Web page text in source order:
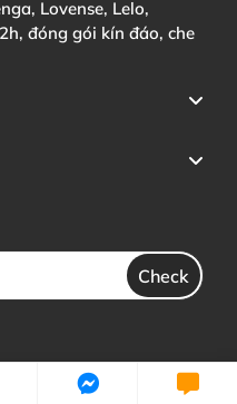
Lovense, Lelo,
đóng gói kín đáo, che
Check